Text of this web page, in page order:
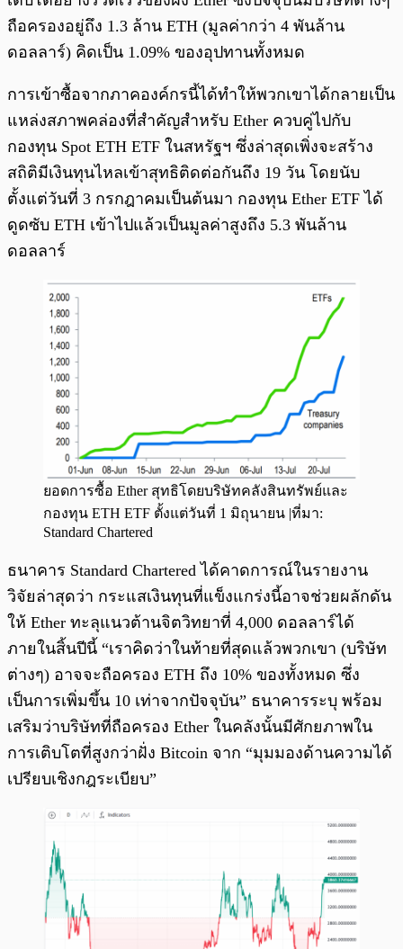
ถือครองอยู่ถึง 1.3 ล้าน ETH (มูลค่ากว่า 4 พันล้าน
ดอลลาร์) คิดเป็น 1.09% ของอุปทานทั้งหมด
การเข้าซื้อจากภาคองค์กรนี้ได้ทำให้พวกเขาได้กลายเป็น
แหล่งสภาพคล่องที่สำคัญสำหรับ Ether ควบคู่ไปกับ
กองทุน Spot ETH ETF ในสหรัฐฯ ซึ่งล่าสุดเพิ่งจะสร้าง
สถิติมีเงินทุนไหลเข้าสุทธิติดต่อกันถึง 19 วัน โดยนับ
ตั้งแต่วันที่ 3 กรกฎาคมเป็นต้นมา กองทุน Ether ETF ได้
ดูดซับ ETH เข้าไปแล้วเป็นมูลค่าสูงถึง 5.3 พันล้าน
ดอลลาร์
ยอดการซื้อ Ether สุทธิโดยบริษัทคลังสินทรัพย์และ
กองทุน ETH ETF ตั้งแต่วันที่ 1 มิถุนายน |ที่มา:
Standard Chartered
ธนาคาร Standard Chartered ได้คาดการณ์ในรายงาน
วิจัยล่าสุดว่า กระแสเงินทุนที่แข็งแกร่งนี้อาจช่วยผลักดัน
ให้ Ether ทะลุแนวต้านจิตวิทยาที่ 4,000 ดอลลาร์ได้
ภายในสิ้นปีนี้ “เราคิดว่าในท้ายที่สุดแล้วพวกเขา (บริษัท
ต่างๆ) อาจจะถือครอง ETH ถึง 10% ของทั้งหมด ซึ่ง
เป็นการเพิ่มขึ้น 10 เท่าจากปัจจุบัน” ธนาคารระบุ พร้อม
เสริมว่าบริษัทที่ถือครอง Ether ในคลังนั้นมีศักยภาพใน
การเติบโตที่สูงกว่าฝั่ง Bitcoin จาก “มุมมองด้านความได้
เปรียบเชิงกฎระเบียบ”